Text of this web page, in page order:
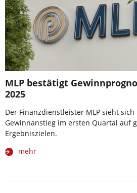
MLP bestätigt
2025
Der Finanzdienstleister MLP sieht
Gewinnanstieg im ersten Quartal auf
Ergebniszielen.
mehr